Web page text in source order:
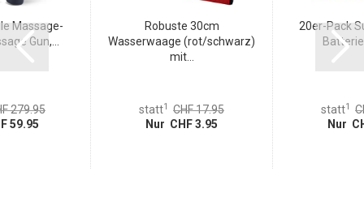
Massage-
Gun,...
279.95
59.95
Robuste 30cm
Wasserwaage (rot/schwarz)
mit...
statt1
CHF 17.95
Nur CHF 3.95
20er-Pack
statt1
Nur